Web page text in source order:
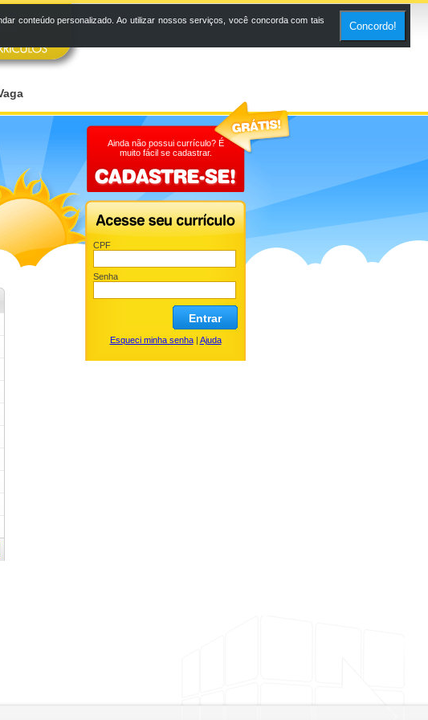
Ainda não possui currículo? É
muito fácil se cadastrar.
CPF
Senha
Entrar
Esqueci minha senha| Ajuda
conteúdo personalizado. Ao utilizar nossos serviços, você concorda com tais
Concordo!